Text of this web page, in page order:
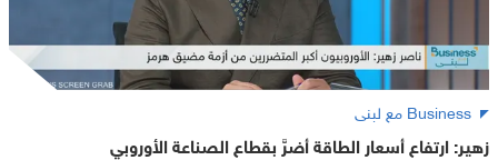
Business مع لبنى
زهير: ارتفاع أسعار الطاقة أضرَّ بقطاع الصناعة الأوروبي